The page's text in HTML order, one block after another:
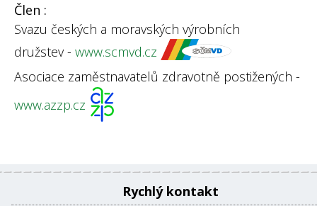
Člen :
Svazu českých a moravských výrobních
družstev - www.scmvd.cz
Asociace zaměstnavatelů zdravotně postižených -
www.azzp.cz
Rychlý kontakt